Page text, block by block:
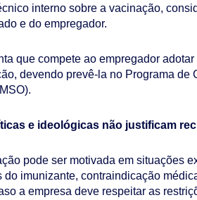
interno sobre a vacinação,
e do empregador.
que compete ao empregador
devendo prevê-la no Programa de
e ideológicas não justificam
pode ser motivada em situações
do imunizante, contraindicação
a empresa deve respeitar as